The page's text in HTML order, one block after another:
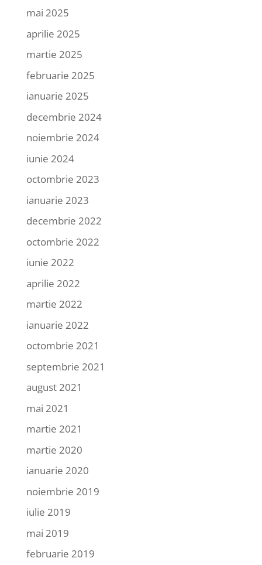
mai 2025
aprilie 2025
martie 2025
februarie 2025
ianuarie 2025
decembrie 2024
noiembrie 2024
iunie 2024
octombrie 2023
ianuarie 2023
decembrie 2022
octombrie 2022
iunie 2022
aprilie 2022
martie 2022
ianuarie 2022
octombrie 2021
septembrie 2021
august 2021
mai 2021
martie 2021
martie 2020
ianuarie 2020
noiembrie 2019
iulie 2019
mai 2019
februarie 2019